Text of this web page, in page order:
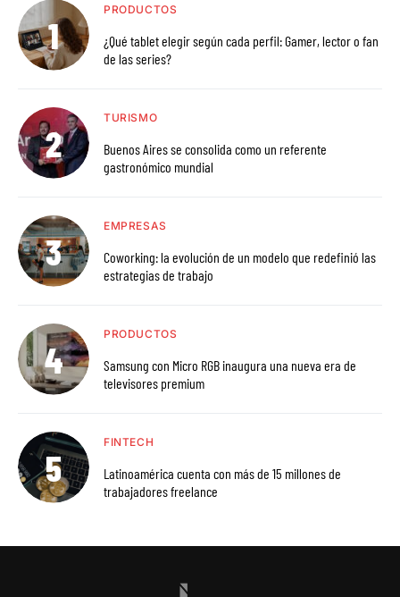
PRODUCTOS
¿Qué tablet elegir según cada perfil: Gamer, lector o fan
de las series?
TURISMO
Buenos Aires se consolida como un referente
gastronómico mundial
EMPRESAS
Coworking: la evolución de un modelo que redefinió las
estrategias de trabajo
PRODUCTOS
Samsung con Micro RGB inaugura una nueva era de
televisores premium
FINTECH
Latinoamérica cuenta con más de 15 millones de
trabajadores freelance